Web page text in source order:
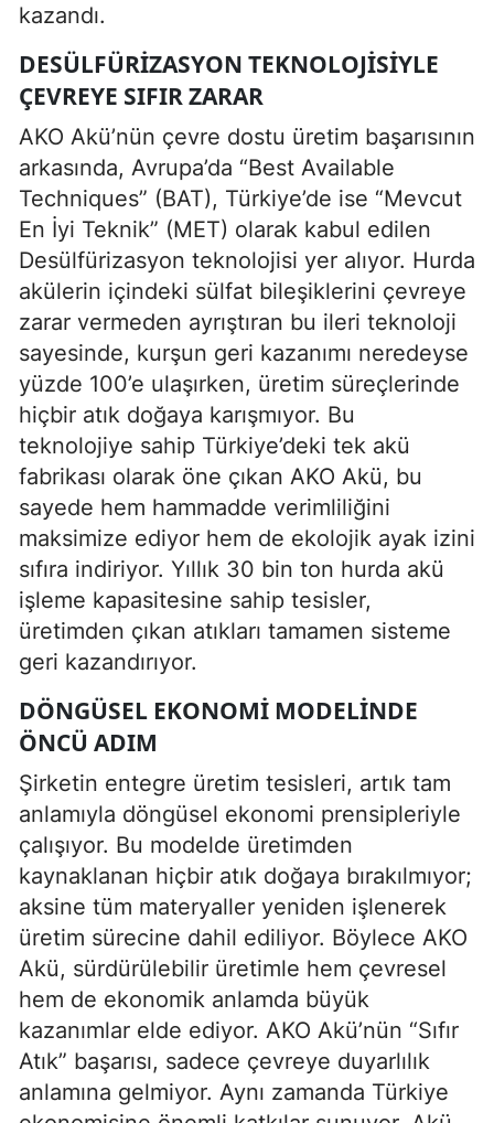
kazandı.
DESÜLFÜRIZASYON TEKNOLOJISIYLE
ÇEVREYE SIFIR ZARAR
AKO Akü’nün çevre dostu üretim başarısının
arkasında, Avrupa’da “Best Available
Techniques” (BAT), Türkiye’de ise “Mevcut
En İyi Teknik” (MET) olarak kabul edilen
Desülfürizasyon teknolojisi yer alıyor. Hurda
akülerin içindeki sülfat bileşiklerini çevreye
zarar vermeden ayrıştıran bu ileri teknoloji
sayesinde, kurşun geri kazanımı neredeyse
yüzde 100’e ulaşırken, üretim süreçlerinde
hiçbir atık doğaya karışmıyor. Bu
teknolojiye sahip Türkiye’deki tek akü
fabrikası olarak öne çıkan AKO Akü, bu
sayede hem hammadde verimliliğini
maksimize ediyor hem de ekolojik ayak izini
sıfıra indiriyor. Yıllık 30 bin ton hurda akü
işleme kapasitesine sahip tesisler,
üretimden çıkan atıkları tamamen sisteme
geri kazandırıyor.
DÖNGÜSEL EKONOMI MODELINDE
ÖNCÜ ADIM
Şirketin entegre üretim tesisleri, artık tam
anlamıyla döngüsel ekonomi prensipleriyle
çalışıyor. Bu modelde üretimden
kaynaklanan hiçbir atık doğaya bırakılmıyor;
aksine tüm materyaller yeniden işlenerek
üretim sürecine dahil ediliyor. Böylece AKO
Akü, sürdürülebilir üretimle hem çevresel
hem de ekonomik anlamda büyük
kazanımlar elde ediyor. AKO Akü’nün “Sıfır
Atık” başarısı, sadece çevreye duyarlılık
anlamına gelmiyor. Aynı zamanda Türkiye